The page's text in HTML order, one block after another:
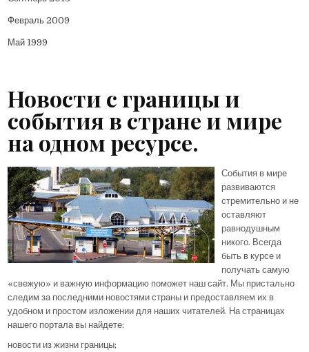
Февраль 2009
Май 1999
Новости с границы и
события в стране и мире
на одном ресурсе.
События в мире
развиваются
стремительно и не
оставляют
равнодушным
никого. Всегда
быть в курсе и
получать самую
«свежую» и важную информацию поможет наш сайт. Мы пристально
следим за последними новостями страны и предоставляем их в
удобном и простом изложении для наших читателей. На страницах
нашего портала вы найдете:
новости из жизни границы;